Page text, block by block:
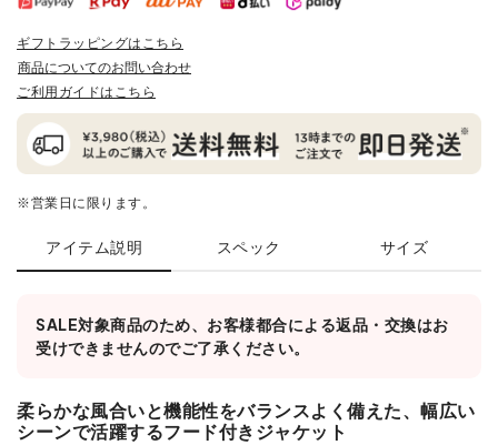
ギフトラッピングはこちら
商品についてのお問い合わせ
ご利用ガイドはこちら
※営業日に限ります。
アイテム説明 スペック サイズ
SALE対象商品のため、お客様都合による返品・交換はお
受けできませんのでご了承ください。
柔らかな風合いと機能性をバランスよく備えた、幅広い
シーンで活躍するフード付きジャケット